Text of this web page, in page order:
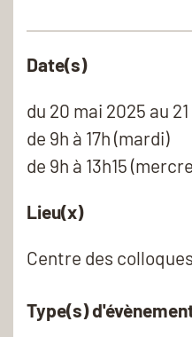
Date(s)
du 20 mai 2025 au
de 9h à 17h (mardi)
de 9h à 13h15
Lieu(x)
Centre des colloques
Type(s)